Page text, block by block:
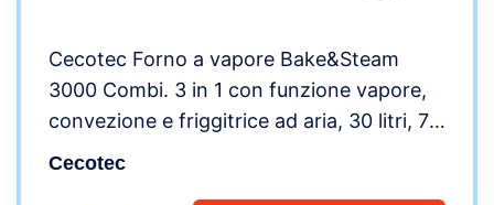
Cecotec Forno a vapore Bake&Steam
3000 Combi. 3 in 1 con funzione vapore,
convezione e friggitrice ad aria, 30 litri, 7
funzioni di cottura, funzione di autopulizia
Cecotec